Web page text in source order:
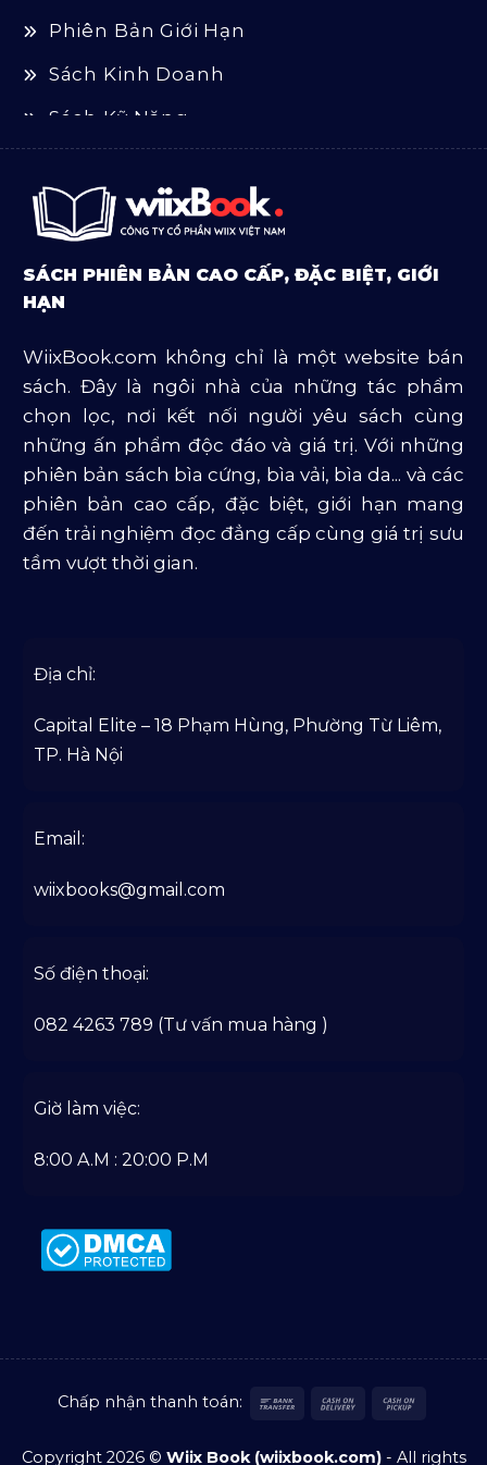
Phiên Bản Giới Hạn
Sách Kinh Doanh
Sách Kỹ Năng
Sách Ngoại Văn
Sách Tôn Giáo
Sản Phẩm Mở Bán
Văn Học Và Lịch Sử
SÁCH PHIÊN BẢN CAO CẤP, ĐẶC BIỆT, GIỚI
HẠN
WiixBook.com không chỉ là một website bán
sách. Đây là ngôi nhà của những tác phẩm
chọn lọc, nơi kết nối người yêu sách cùng
những ấn phẩm độc đáo và giá trị. Với những
phiên bản sách bìa cứng, bìa vải, bìa da... và các
phiên bản cao cấp, đặc biệt, giới hạn mang
đến trải nghiệm đọc đẳng cấp cùng giá trị sưu
tầm vượt thời gian.
Địa chỉ:
Capital Elite – 18 Phạm Hùng, Phường Từ Liêm,
TP. Hà Nội
Email:
wiixbooks@gmail.com
Số điện thoại:
082 4263 789 (Tư vấn mua hàng )
Giờ làm việc:
8:00 A.M : 20:00 P.M
Chấp nhận thanh toán:
Bank
Cash
DeliveryPickup
Copyright 2026 © Wiix Book (wiixbook.com)- All rights